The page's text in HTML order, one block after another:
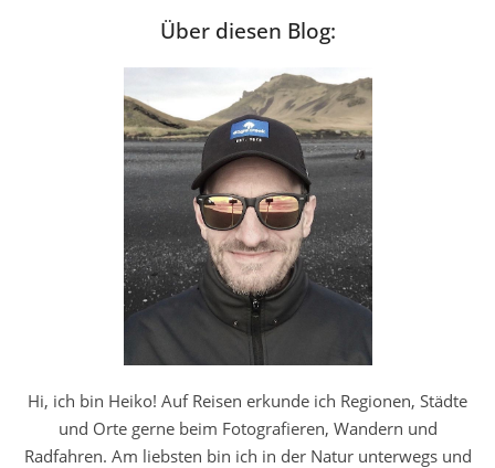
Über diesen Blog:
Hi, ich bin Heiko! Auf Reisen erkunde ich Regionen, Städte
und Orte gerne beim Fotografieren, Wandern und
Radfahren. Am liebsten bin ich in der Natur unterwegs und